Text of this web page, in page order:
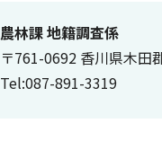
農林課 地籍調査係
〒761-0692 香川県木田
Tel:087-891-3319